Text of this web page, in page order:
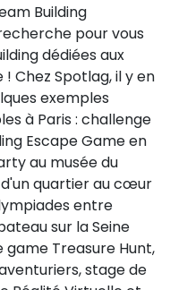
Building
pour vous
dédiées aux
Chez Spotlag, il y en
exemples
à Paris : challenge
Escape Game en
au musée du
d'un quartier au cœur
entre
sur la Seine
Treasure Hunt,
stage de